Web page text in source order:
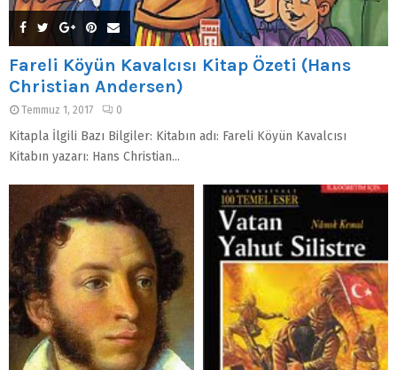
Fareli Köyün Kavalcısı Kitap Özeti (Hans
Christian Andersen)
Temmuz 1, 2017 0
Kitapla İlgili Bazı Bilgiler: Kitabın adı: Fareli Köyün Kavalcısı
Kitabın yazarı: Hans Christian...